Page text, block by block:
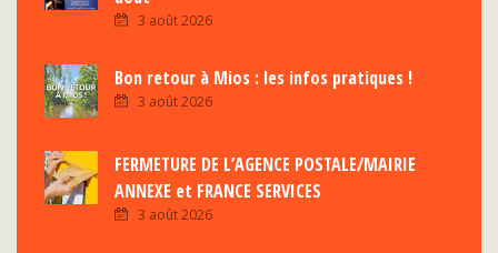
3 août 2026
Bon retour à Mios : les infos pratiques !
3 août 2026
FERMETURE DE L’AGENCE POSTALE/MAIRIE
ANNEXE et FRANCE SERVICES
3 août 2026